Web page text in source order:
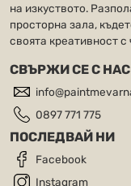
на изкуството.
просторна зала,
своята креативност
СВЪРЖИ СЕ С НАС
0897 771 775
ПОСЛЕДВАЙ НИ
Facebook
Instagram